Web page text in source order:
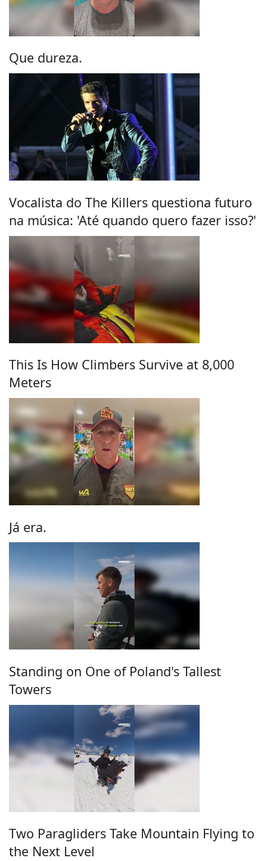
Que dureza.
Vocalista do The Killers questiona futuro
na música: 'Até quando quero fazer isso?'
This Is How Climbers Survive at 8,000
Meters
Já era.
Standing on One of Poland's Tallest
Towers
Two Paragliders Take Mountain Flying to
the Next Level